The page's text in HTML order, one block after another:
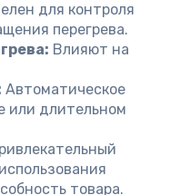
для контроля
перегрева.
Влияют на
Автоматическое
или длительном
товара.